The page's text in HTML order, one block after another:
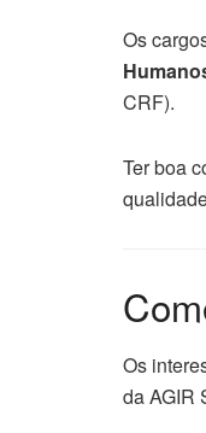
Os
CRF).
Ter boa
Os
da AGIR